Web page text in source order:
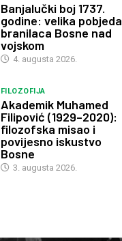
Banjalučki boj 1737.
godine: velika pobjeda
branilaca Bosne nad
vojskom
4. augusta 2026.
FILOZOFIJA
Akademik Muhamed
Filipović (1929–2020):
filozofska misao i
povijesno iskustvo
Bosne
3. augusta 2026.